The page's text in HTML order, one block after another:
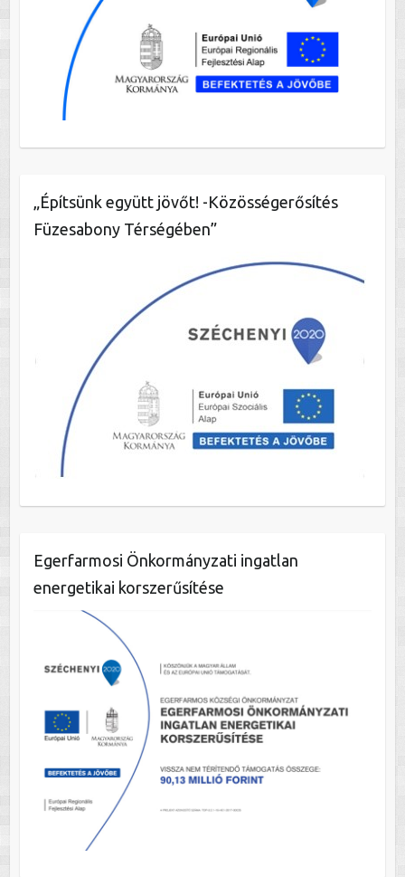
„Építsünk együtt jövőt! -Közösségerősítés
Füzesabony Térségében”
Egerfarmosi Önkormányzati ingatlan
energetikai korszerűsítése